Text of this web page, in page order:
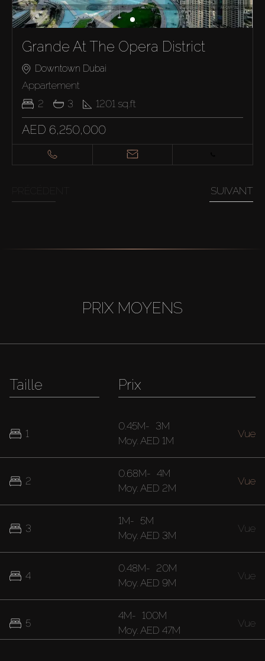
Grande At The Opera District
Downtown Dubai
Appartement
2
3 1201 sq.ft
AED 6,250,000
SUIVANT
PRIX MOYENS
Taille
1
2
3
4
5
Prix
0.45M- 3M
Moy. AED 1M
Vue
0.68M- 4M
Moy. AED 2M
Vue
1M- 5M
Moy. AED 3M
Vue
0.48M- 20M
Moy. AED 9M
Vue
4M- 100M
Moy. AED 47M
Vue